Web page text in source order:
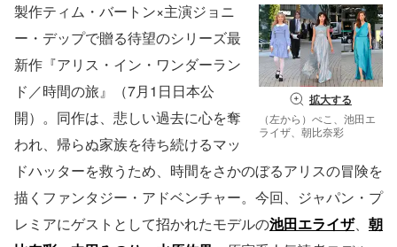
拡大する
（左から）ぺこ、池田エ
ライザ、朝比奈彩
製作ティム・バートン×主演ジョニ
ー・デップで贈る待望のシリーズ最
新作『アリス・イン・ワンダーラン
ド／時間の旅』（7月1日日本公
開）。同作は、悲しい過去に心を奪
われ、帰らぬ家族を待ち続けるマッ
ドハッターを救うため、時間をさかのぼるアリスの冒険を
描くファンタジー・アドベンチャー。今回、ジャパン・プ
レミアにゲストとして招かれたモデルの池田エライザ、 朝